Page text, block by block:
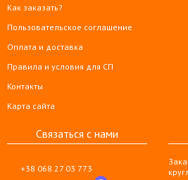
Как заказать?
Пользовательское соглашение
Оплата и доставка
Правила и условия для СП
Контакты
Карта сайта
Связаться с нами
+38 068 27 03 773